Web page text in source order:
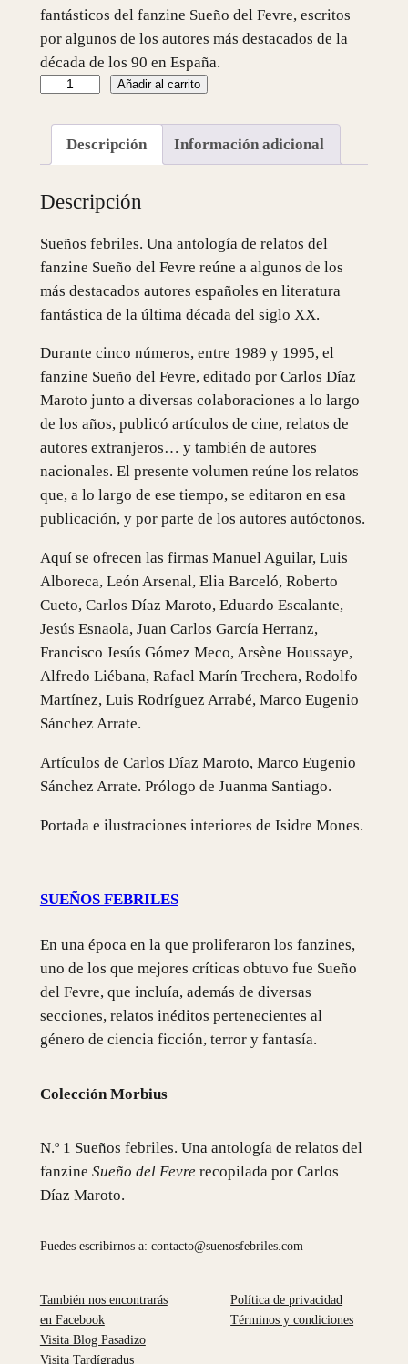
fantásticos del fanzine Sueño del Fevre, escritos
por algunos de los autores más destacados de la
década de los 90 en España.
e
b
r
i
l
e
s
c
a
d
Añadir al carrito
Descripción Información adicional
Descripción
Sueños febriles. Una antología de relatos del
fanzine Sueño del Fevre reúne a algunos de los
más destacados autores españoles en literatura
fantástica de la última década del siglo XX.
Durante cinco números, entre 1989 y 1995, el
fanzine Sueño del Fevre, editado por Carlos Díaz
Maroto junto a diversas colaboraciones a lo largo
de los años, publicó artículos de cine, relatos de
autores extranjeros… y también de autores
nacionales. El presente volumen reúne los relatos
que, a lo largo de ese tiempo, se editaron en esa
publicación, y por parte de los autores autóctonos.
Aquí se ofrecen las firmas Manuel Aguilar, Luis
Alboreca, León Arsenal, Elia Barceló, Roberto
Cueto, Carlos Díaz Maroto, Eduardo Escalante,
Jesús Esnaola, Juan Carlos García Herranz,
Francisco Jesús Gómez Meco, Arsène Houssaye,
Alfredo Liébana, Rafael Marín Trechera, Rodolfo
Martínez, Luis Rodríguez Arrabé, Marco Eugenio
Sánchez Arrate.
Artículos de Carlos Díaz Maroto, Marco Eugenio
Sánchez Arrate. Prólogo de Juanma Santiago.
Portada e ilustraciones interiores de Isidre Mones.
SUEÑOS FEBRILES
En una época en la que proliferaron los fanzines,
uno de los que mejores críticas obtuvo fue Sueño
del Fevre, que incluía, además de diversas
secciones, relatos inéditos pertenecientes al
género de ciencia ficción, terror y fantasía.
Colección Morbius
N.º 1 Sueños febriles. Una antología de relatos del
fanzine Sueño del Fevre recopilada por Carlos
Díaz Maroto.
Puedes escribirnos a: contacto@suenosfebriles.com
También nos encontrarás
en Facebook
Visita Blog Pasadizo
Visita Tardígradus
Política de privacidad
Términos y condiciones